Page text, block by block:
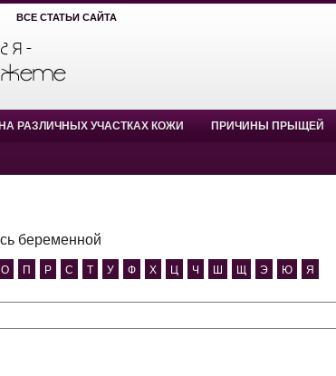
ВСЕ СТАТЬИ САЙТА
РАЗЛИЧНЫХ УЧАСТКАХ КОЖИ ПРИЧИНЫ ПРЫЩЕЙ
беременной
О П Р С Т У Ф Х Ц Ч Ш Щ Э Ю Я